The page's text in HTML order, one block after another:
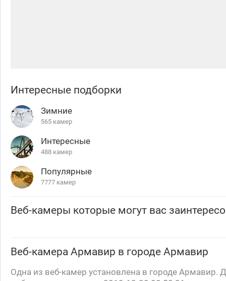
Интересные подборки
Зимние
565 камер
Интересные
488 камер
Популярные
7777 камер
Веб-камеры которые могут вас
Веб-камера Армавир в городе Армавир
Oдна из веб-камер установлена в городе Армавир.